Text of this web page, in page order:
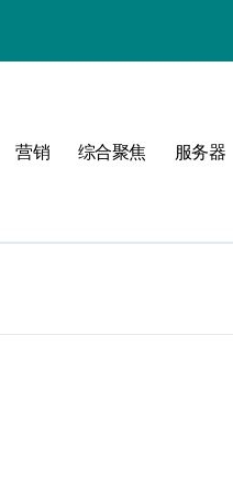
营销 综合聚焦 服务器